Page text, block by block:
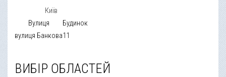
Київ
Вулиця
Будинок
вулиця Банкова11
ВИБІР ОБЛАСТЕЙ